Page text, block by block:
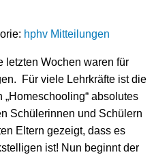
hphv Mitteilungen
letzten Wochen waren für
Für viele Lehrkräfte ist die
absolutes
Schülerinnen und Schülern
Eltern gezeigt, dass es
ist! Nun beginnt der